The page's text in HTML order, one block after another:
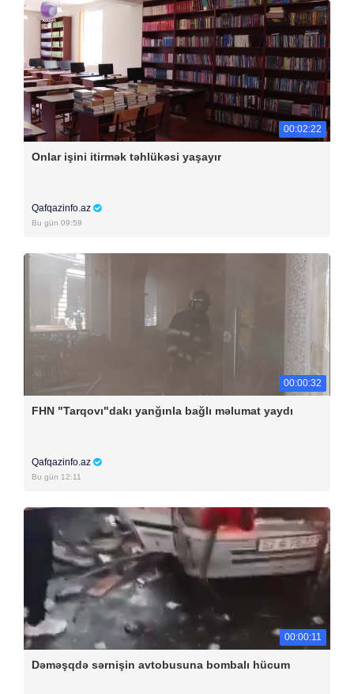
00:02:22
Onlar işini itirmək təhlükəsi yaşayır
Qafqazinfo.az
Bu gün 09:59
00:00:32
FHN "Tarqovı"dakı yanğınla bağlı məlumat yaydı
Qafqazinfo.az
Bu gün 12:11
00:00:11
Dəməşqdə sərnişin avtobusuna bombalı hücum